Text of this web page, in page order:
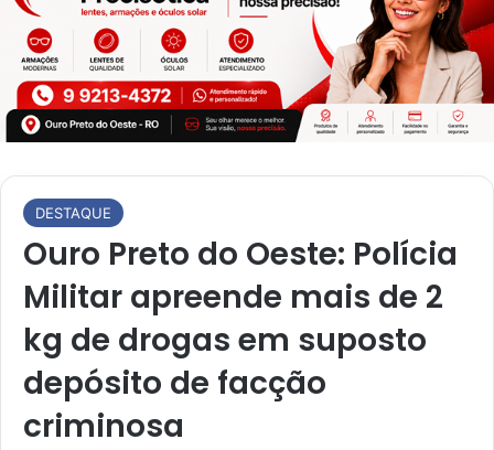
DESTAQUE
Ouro Preto do Oeste: Polícia
Militar apreende mais de 2
kg de drogas em suposto
depósito de facção
criminosa